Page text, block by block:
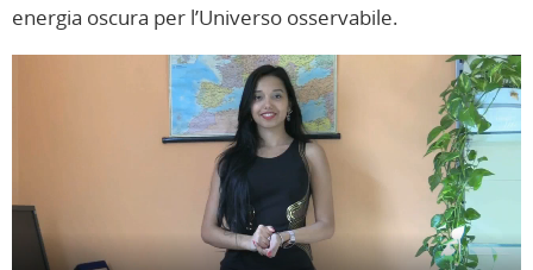
energia oscura per l’Universo osservabile.